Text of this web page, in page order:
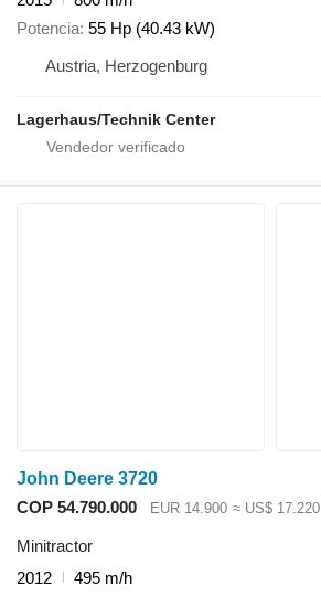
Potencia 55 Hp (40.43 kW)
Austria, Herzogenburg
Lagerhaus/Technik Center
John Deere 3720
COP 54.790.000
EUR 14.900 ≈ US$ 17.220
Minitractor
2012
495 m/h